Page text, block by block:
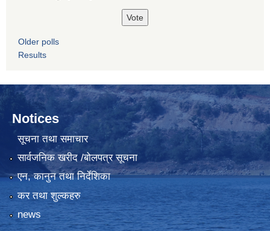
Older polls
Results
Notices
सूचना तथा समाचार
सार्वजनिक खरीद /बोलपत्र सूचना
एन, कानुन तथा निर्देशिका
कर तथा शुल्कहरु
news